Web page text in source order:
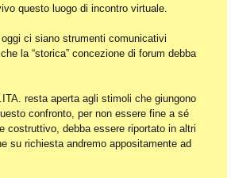
questo luogo di incontro virtuale.
ci siano strumenti comunicativi
la “storica” concezione di forum debba
resta aperta agli stimoli che giungono
confronto, per non essere fine a sé
costruttivo, debba essere riportato in altri
su richiesta andremo appositamente ad